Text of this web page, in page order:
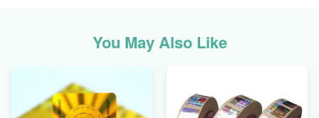
You May Also Like